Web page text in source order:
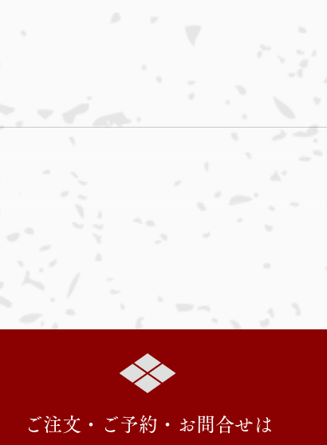
ご注文・ご予約・お問合せは